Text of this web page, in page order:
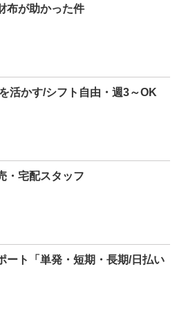
布が助かった件
活かす/シフト自由・週3～OK
・宅配スタッフ
ート「単発・短期・長期/日払い